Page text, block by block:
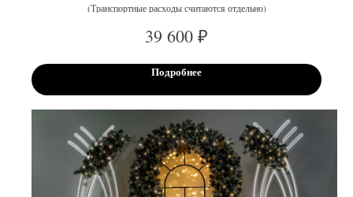
(Транспортные расходы считаются отдельно)
39 600 ₽
Подробнее